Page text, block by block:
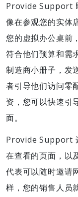
Provide Support
像在参观您的实体
您的虚拟办公桌前
符合他们预算和需
制造商小册子，发
者引导他们访问零
资，您可以快速引
面。
Provide Support
在查看的页面，以
代表可以随时邀请
样，您的销售人员